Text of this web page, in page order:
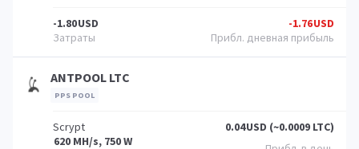
-1.80USD -1.76USD
ANTPOOL LTC
PPS POOL
Scrypt
620 MH/s, 750 W
0.04USD (~0.0009 LTC)